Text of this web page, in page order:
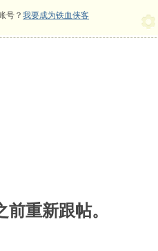
号？ 我要成为铁血侠客
重新跟帖。